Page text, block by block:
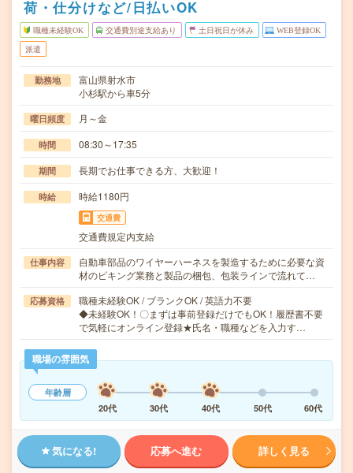
荷・仕分けなど/日払いOK
職種未経験OK 交通費別途支給あり 土日祝日が休み WEB登録OK
派遣
勤務地
富山県射水市
小杉駅から車5分
曜日頻度 月～金
時間 08:30～17:35
期間 長期でお仕事できる方、大歓迎！
時給 時給1180円
交通費
交通費規定内支給
仕事内容
自動車部品のワイヤーハーネスを製造するために必要な資
材のピキング業務と製品の梱包、包装ラインで流れて…
応募資格
職種未経験OK / ブランクOK / 英語力不要
◆未経験OK！〇まずは事前登録だけでもOK！履歴書不要
で気軽にオンライン登録★氏名・職種などを入力す…
職場の雰囲気
年齢層
20代
30代 40代 50代 60代
気になる! 応募へ進む 詳しく見る